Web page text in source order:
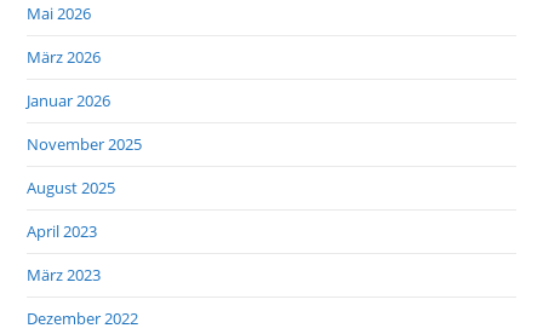
Mai 2026
März 2026
Januar 2026
November 2025
August 2025
April 2023
März 2023
Dezember 2022